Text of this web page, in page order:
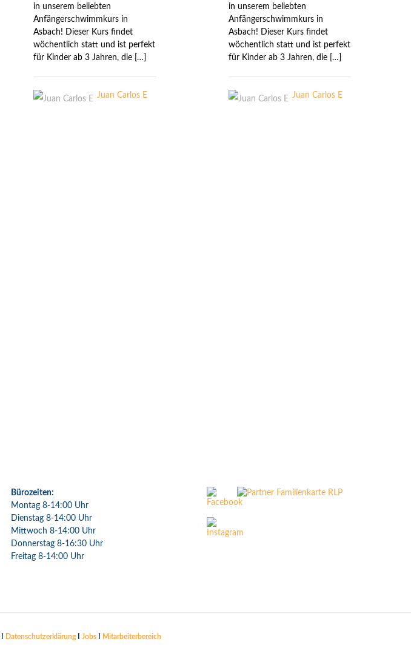
in unserem beliebten
Anfängerschwimmkurs in
Asbach! Dieser Kurs findet
wöchentlich statt und ist perfekt
für Kinder ab 3 Jahren, die […]
Juan Carlos E
in unserem beliebten
Anfängerschwimmkurs in
Asbach! Dieser Kurs findet
wöchentlich statt und ist perfekt
für Kinder ab 3 Jahren, die[…]
Juan Carlos E
Bürozeiten:
Montag 8-14:00 Uhr
Dienstag 8-14:00 Uhr
Mittwoch 8-14:00 Uhr
Donnerstag 8-16:30 Uhr
Freitag 8-14:00 Uhr
Datenschutzerklärung Jobs Mitarbeiterbereich